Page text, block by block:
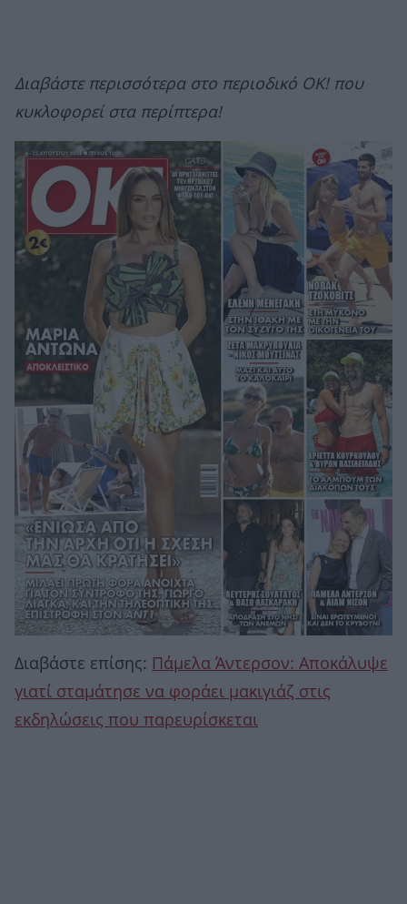
Διαβάστε περισσότερα στο περιοδικό ΟΚ! που
κυκλοφορεί στα περίπτερα!
Διαβάστε επίσης: Πάμελα Άντερσον: Αποκάλυψε
γιατί σταμάτησε να φοράει μακιγιάζ στις
εκδηλώσεις που παρευρίσκεται